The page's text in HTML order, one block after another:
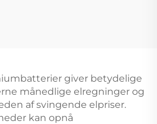
giver betydelige
månedlige elregninger og
af svingende elpriser.
kan opnå